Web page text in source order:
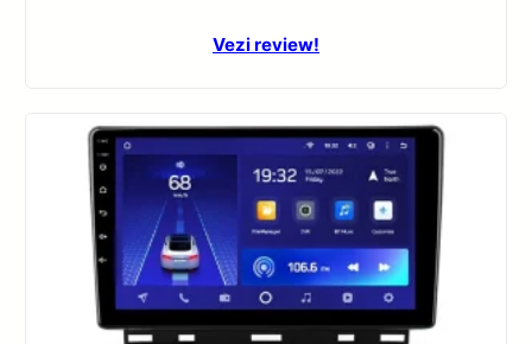
Vezi review!